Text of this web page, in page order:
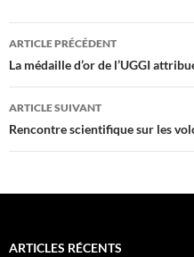
Navigation
des
articles
ARTICLE PRÉCÉDENT
La médaille d’or de l’UGGI
ARTICLE SUIVANT
Rencontre scientifique sur les
ARTICLES RÉCENTS